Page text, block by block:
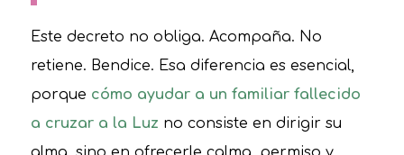
Este decreto no obliga. Acompaña. No
retiene. Bendice. Esa diferencia es esencial,
porque cómo ayudar a un familiar fallecido
a cruzar a la Luz no consiste en dirigir su